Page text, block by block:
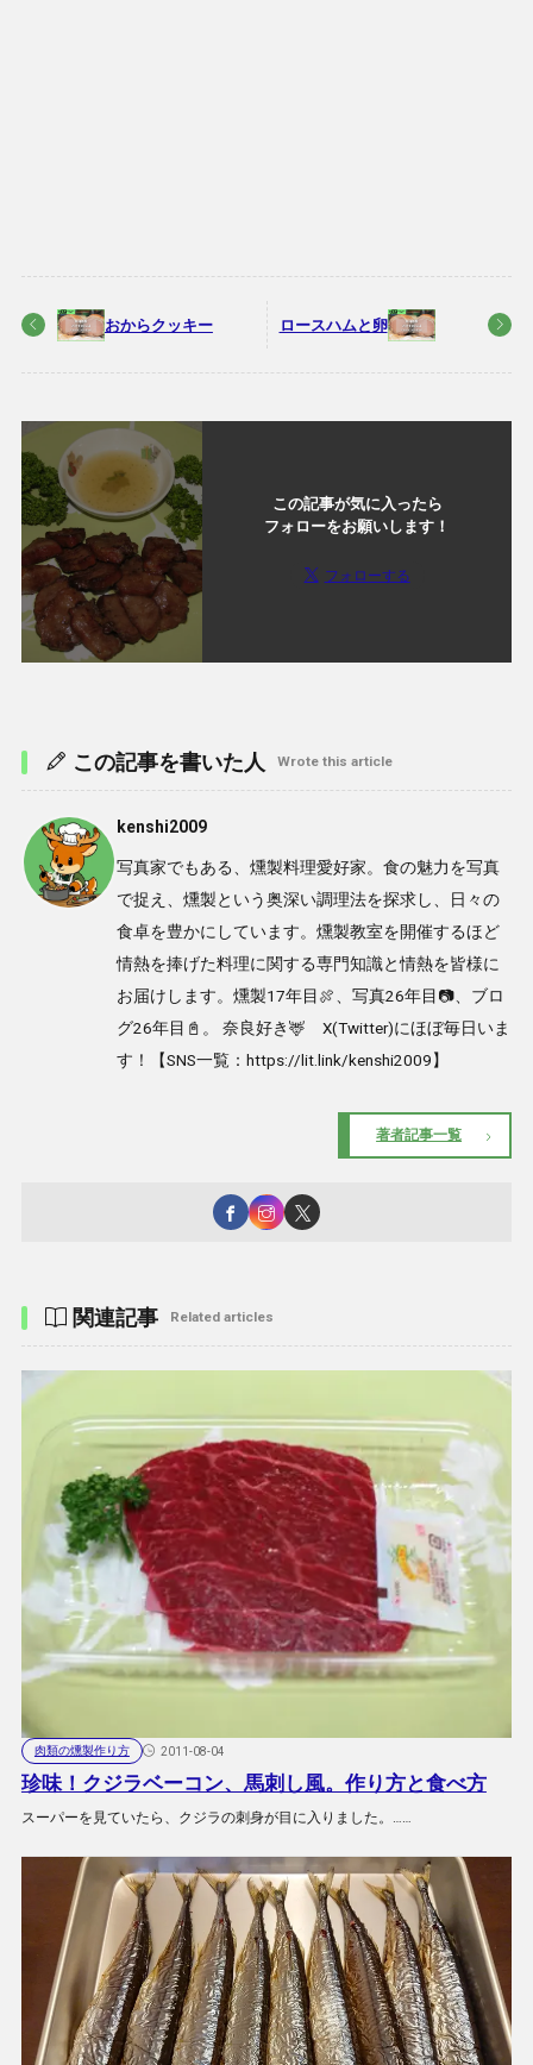
おからクッキー ロースハムと卵
この記事が気に入ったら
フォローをお願いします！
フォローする
この記事を書いた人 Wrote this article
kenshi2009
写真家でもある、燻製料理愛好家。食の魅力を写真
で捉え、燻製という奥深い調理法を探求し、日々の
食卓を豊かにしています。燻製教室を開催するほど
情熱を捧げた料理に関する専門知識と情熱を皆様に
お届けします。燻製17年目🍖、写真26年目📷、ブロ
グ26年目📓。 奈良好き🦌 X(Twitter)にほぼ毎日いま
す！【SNS一覧：https://lit.link/kenshi2009】
著者記事一覧
関連記事 Related articles
肉類の燻製作り方 2011-08-04
珍味！クジラベーコン、馬刺し風。作り方と食べ方
スーパーを見ていたら、クジラの刺身が目に入りました。……